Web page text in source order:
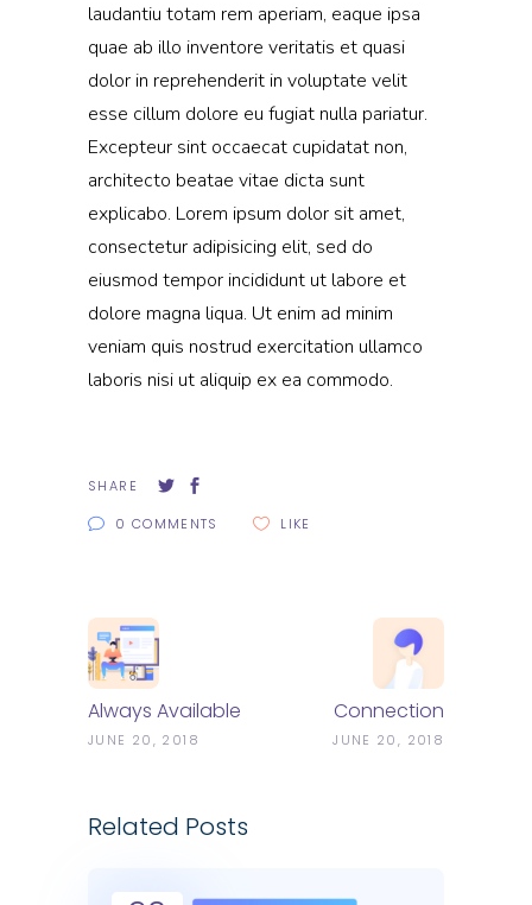
laudantiu totam rem aperiam, eaque ipsa
quae ab illo inventore veritatis et quasi
dolor in reprehenderit in voluptate velit
esse cillum dolore eu fugiat nulla pariatur.
Excepteur sint occaecat cupidatat non,
architecto beatae vitae dicta sunt
explicabo. Lorem ipsum dolor sit amet,
consectetur adipisicing elit, sed do
eiusmod tempor incididunt ut labore et
dolore magna liqua. Ut enim ad minim
veniam quis nostrud exercitation ullamco
laboris nisi ut aliquip ex ea commodo.
SHARE
0 COMMENTS
LIKE
Always Available
JUNE 20, 2018
Connection
JUNE 20, 2018
Related Posts